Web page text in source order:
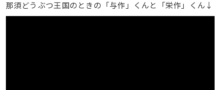
那須どうぶつ王国のときの「与作」くんと「栄作」くん↓